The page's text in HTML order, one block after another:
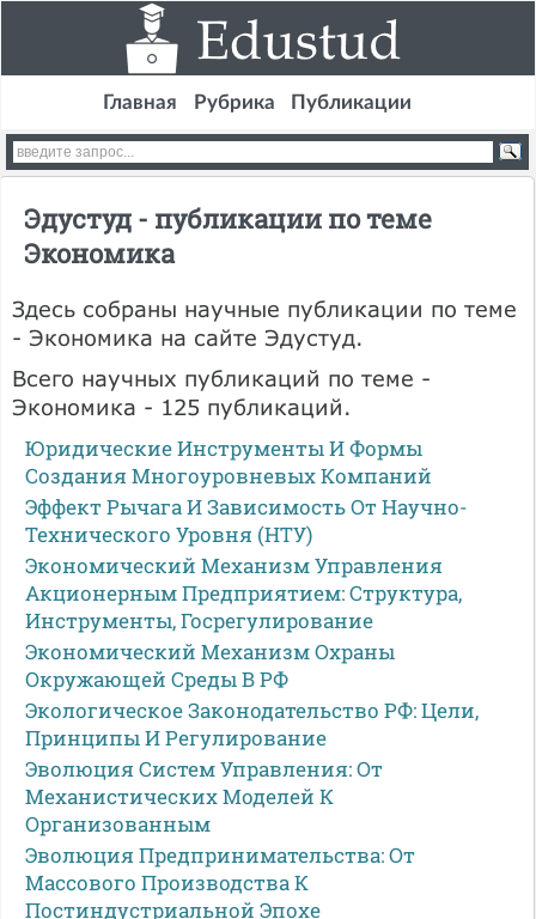
Главная Рубрика Публикации
Эдустуд - публикации по теме
Экономика
Здесь собраны научные публикации по теме
- Экономика на сайте Эдустуд.
Всего научных публикаций по теме -
Экономика - 125 публикаций.
Юридические Инструменты И Формы
Создания Многоуровневых Компаний
Эффект Рычага И Зависимость От Научно-
Технического Уровня (НТУ)
Экономический Механизм Управления
Акционерным Предприятием: Структура,
Инструменты, Госрегулирование
Экономический Механизм Охраны
Окружающей Среды В РФ
Экологическое Законодательство РФ: Цели,
Принципы И Регулирование
Эволюция Систем Управления: От
Механистических Моделей К
Организованным
Эволюция Предпринимательства: От
Массового Производства К
Постиндустриальной Эпохе